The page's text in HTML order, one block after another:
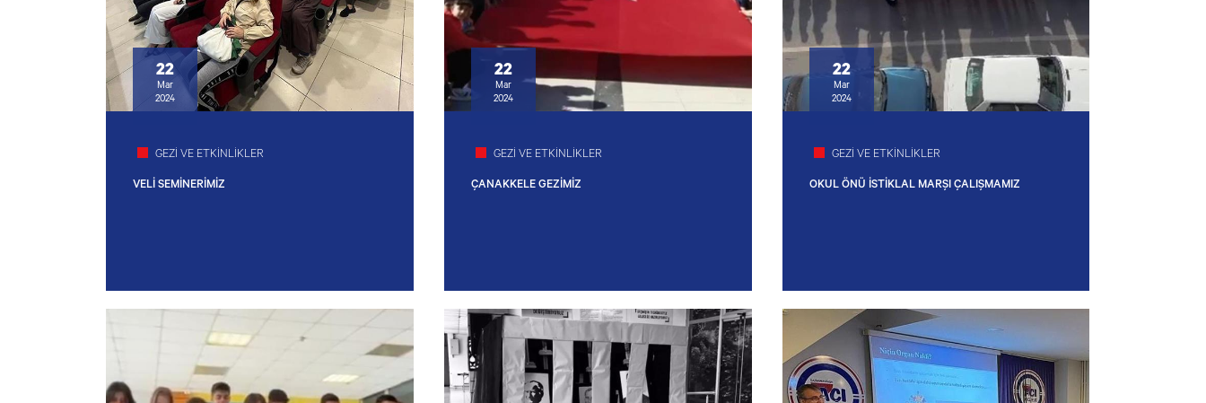
GEZİ VE ETKİNLİKLER
VELİ SEMİNERİMİZ
22
Mar
2024
GEZİ VE ETKİNLİKLER
ÇANAKKELE GEZİMİZ
22
Mar
2024
GEZİ VE ETKİNLİKLER
OKUL ÖNÜ İSTİKLAL MARŞI ÇALIŞMAMIZ
22
Mar
2024